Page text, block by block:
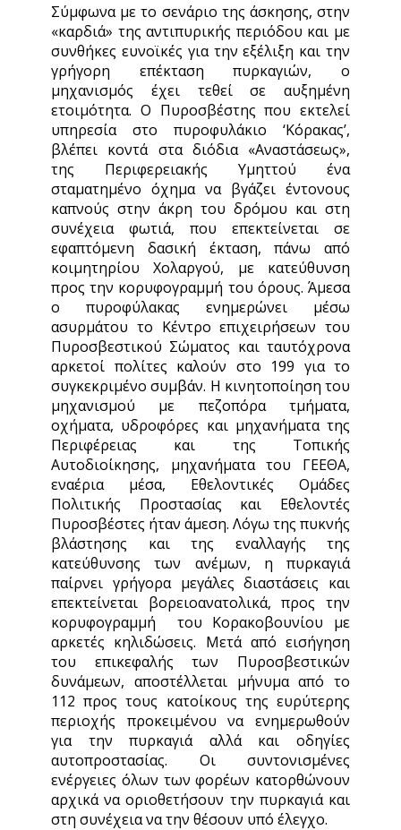
Σύμφωνα με το σενάριο της άσκησης, στην
«καρδιά» της αντιπυρικής περιόδου και με
συνθήκες ευνοϊκές για την εξέλιξη και την
γρήγορη επέκταση πυρκαγιών, ο
μηχανισμός έχει τεθεί σε αυξημένη
ετοιμότητα. Ο Πυροσβέστης που εκτελεί
υπηρεσία στο πυροφυλάκιο ‘Κόρακας’,
βλέπει κοντά στα διόδια «Αναστάσεως»,
της Περιφερειακής Υμηττού ένα
σταματημένο όχημα να βγάζει έντονους
καπνούς στην άκρη του δρόμου και στη
συνέχεια φωτιά, που επεκτείνεται σε
εφαπτόμενη δασική έκταση, πάνω από
κοιμητηρίου Χολαργού, με κατεύθυνση
προς την κορυφογραμμή του όρους. Άμεσα
ο πυροφύλακας ενημερώνει μέσω
ασυρμάτου το Κέντρο επιχειρήσεων του
Πυροσβεστικού Σώματος και ταυτόχρονα
αρκετοί πολίτες καλούν στο 199 για το
συγκεκριμένο συμβάν. Η κινητοποίηση του
μηχανισμού με πεζοπόρα τμήματα,
οχήματα, υδροφόρες και μηχανήματα της
Περιφέρειας και της Τοπικής
Αυτοδιοίκησης, μηχανήματα του ΓΕΕΘΑ,
εναέρια μέσα, Εθελοντικές Ομάδες
Πολιτικής Προστασίας και Εθελοντές
Πυροσβέστες ήταν άμεση. Λόγω της πυκνής
βλάστησης και της εναλλαγής της
κατεύθυνσης των ανέμων, η πυρκαγιά
παίρνει γρήγορα μεγάλες διαστάσεις και
επεκτείνεται βορειοανατολικά, προς την
κορυφογραμμή του Κορακοβουνίου με
αρκετές κηλιδώσεις. Μετά από εισήγηση
του επικεφαλής των Πυροσβεστικών
δυνάμεων, αποστέλλεται μήνυμα από το
112 προς τους κατοίκους της ευρύτερης
περιοχής προκειμένου να ενημερωθούν
για την πυρκαγιά αλλά και οδηγίες
αυτοπροστασίας. Οι συντονισμένες
ενέργειες όλων των φορέων κατορθώνουν
αρχικά να οριοθετήσουν την πυρκαγιά και
στη συνέχεια να την θέσουν υπό έλεγχο.